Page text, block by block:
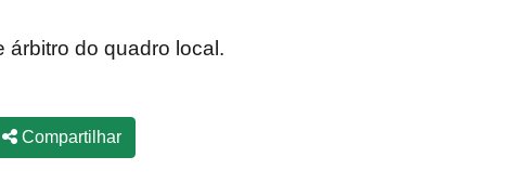
árbitro do quadro local.
Compartilhar